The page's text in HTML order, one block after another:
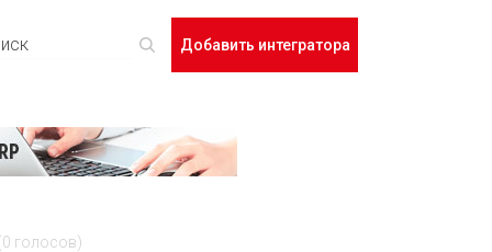
Добавить интегратора
голосов)